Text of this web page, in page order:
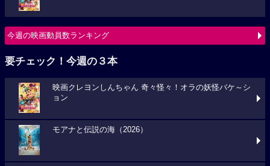
今週の映画動員数ランキング
要チェック！今週の３本
映画クレヨンしんちゃん 奇々怪々！オラの妖怪バケ～シ
ョン
モアナと伝説の海（2026）